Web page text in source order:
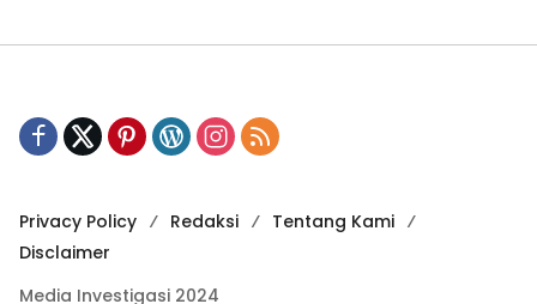
Privacy Policy Redaksi
Tentang Kami
Disclaimer
Media Investigasi 2024